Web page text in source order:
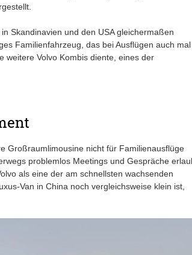
Skandinavien und den USA gleichermaßen
Familienfahrzeug, das bei Ausflügen auch mal
weitere Volvo Kombis diente, eines der
Großraumlimousine nicht für Familienausflüge
problemlos Meetings und Gespräche
als eine der am schnellsten wachsenden
Van in China noch vergleichsweise klein ist,